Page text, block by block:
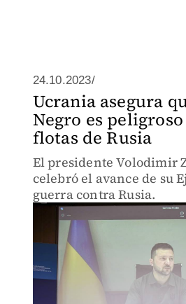
24.10.2023/
Ucrania asegura
Negro es
flotas de Rusia
El presidente Volodimir
celebró el avance de su
guerra contra Rusia.